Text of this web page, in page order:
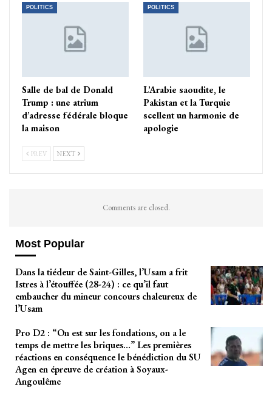
POLITICS
Salle de bal de Donald
Trump : une atrium
d’adresse fédérale bloque
la maison
POLITICS
L’Arabie saoudite, le
Pakistan et la Turquie
scellent un harmonie de
apologie
PREV NEXT
Comments are closed.
Most Popular
Dans la tiédeur de Saint-Gilles, l’Usam a frit
Istres à l’étouffée (28-24) : ce qu’il faut
embaucher du mineur concours chaleureux de
l’Usam
Pro D2 : “On est sur les fondations, on a le
temps de mettre les briques…” Les premières
réactions en conséquence le bénédiction du SU
Agen en épreuve de création à Soyaux-
Angoulême